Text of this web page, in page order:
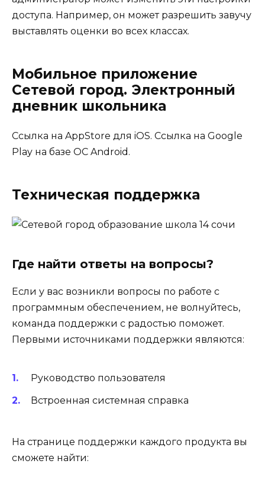
доступа. Например, он может разрешить завучу
выставлять оценки во всех классах.
Мобильное приложение
Сетевой город. Электронный
дневник школьника
Ссылка на AppStore для iOS. Ссылка на Google
Play на базе ОС Android.
Техническая поддержка
Где найти ответы на вопросы?
Если у вас возникли вопросы по работе с
программным обеспечением, не волнуйтесь,
команда поддержки с радостью поможет.
Первыми источниками поддержки являются:
Руководство пользователя
Встроенная системная справка
На странице поддержки каждого продукта вы
сможете найти: